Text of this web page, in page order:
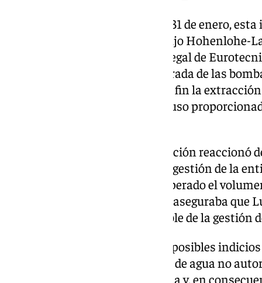
En un auto previo con fecha de 31 de enero,
citación de Luis Martínez de Irujo Hohenlohe-
que se trata del representante legal de
el precinto de los pozos y la retirada de las
en esos pozos que tengan como fin la
Guadalquivir, autorizándose el uso
La empresa, ante esta investigación reaccionó
Eugenia Martinez de Irujo de la gestión de la
extracción de agua no había superado el
También, en un comunicado se aseguraba que
miembro del consejo responsable de la gestión
Por su parte, el juzgado detecta posibles
ambiente con esas captaciones de agua no
en el Parque Nacional de Doñana y, en